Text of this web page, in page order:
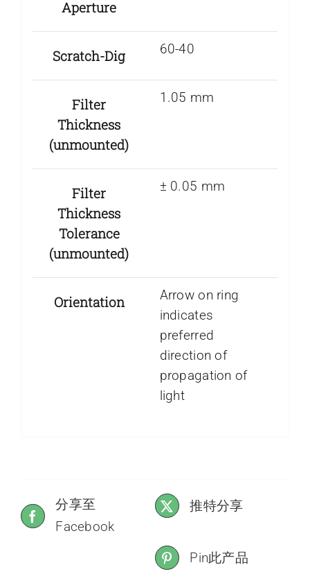
Aperture
Scratch-Dig 60-40
Filter
Thickness
(unmounted)
1.05 mm
Filter
Thickness
Tolerance
(unmounted)
± 0.05 mm
Orientation
Arrow on ring
indicates
preferred
direction of
propagation of
light
分享至
Facebook
推特分享
Pin此产品